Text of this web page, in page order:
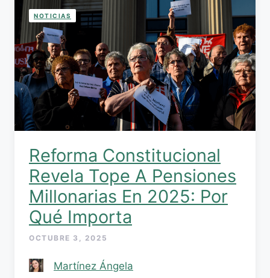
NOTICIAS
Reforma Constitucional
Revela Tope A Pensiones
Millonarias En 2025: Por
Qué Importa
OCTUBRE 3, 2025
Martínez Ángela